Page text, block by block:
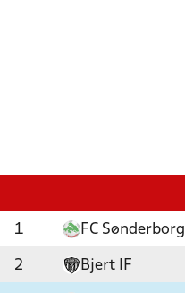
1 FC Sønderborg
2 Bjert IF